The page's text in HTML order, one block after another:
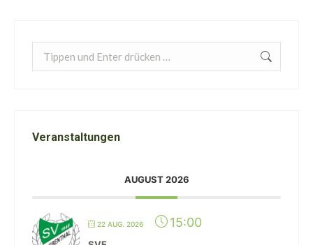
Search:
Veranstaltungen
AUGUST 2026
22 AUG. 2026 15:00